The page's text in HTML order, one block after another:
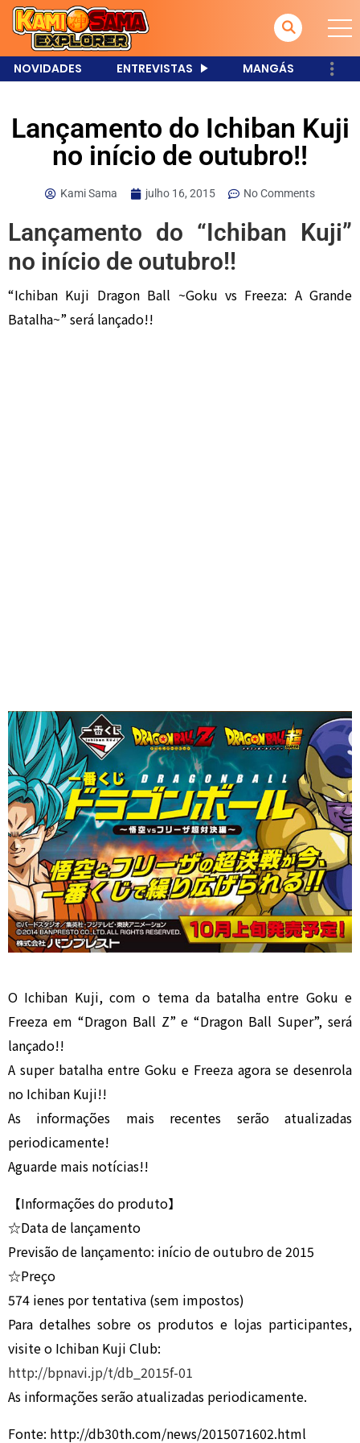
NOVIDADES ENTREVISTAS MANGÁS
Lançamento do Ichiban Kuji
no início de outubro!!
Kami Sama julho 16, 2015 No Comments
Lançamento do “Ichiban Kuji”
no início de outubro!!
“Ichiban Kuji Dragon Ball ~Goku vs Freeza: A Grande
Batalha~” será lançado!!
O Ichiban Kuji, com o tema da batalha entre Goku e
Freeza em “Dragon Ball Z” e “Dragon Ball Super”, será
lançado!!
A super batalha entre Goku e Freeza agora se desenrola
no Ichiban Kuji!!
As informações mais recentes serão atualizadas
periodicamente!
Aguarde mais notícias!!
【Informações do produto】
☆Data de lançamento
Previsão de lançamento: início de outubro de 2015
☆Preço
574 ienes por tentativa (sem impostos)
Para detalhes sobre os produtos e lojas participantes,
visite o Ichiban Kuji Club:
http://bpnavi.jp/t/db_2015f-01
As informações serão atualizadas periodicamente.
Fonte: http://db30th.com/news/2015071602.html